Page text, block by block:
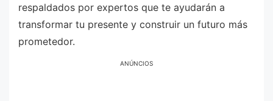
respaldados por expertos que te ayudarán a
transformar tu presente y construir un futuro más
prometedor.
ANÚNCIOS